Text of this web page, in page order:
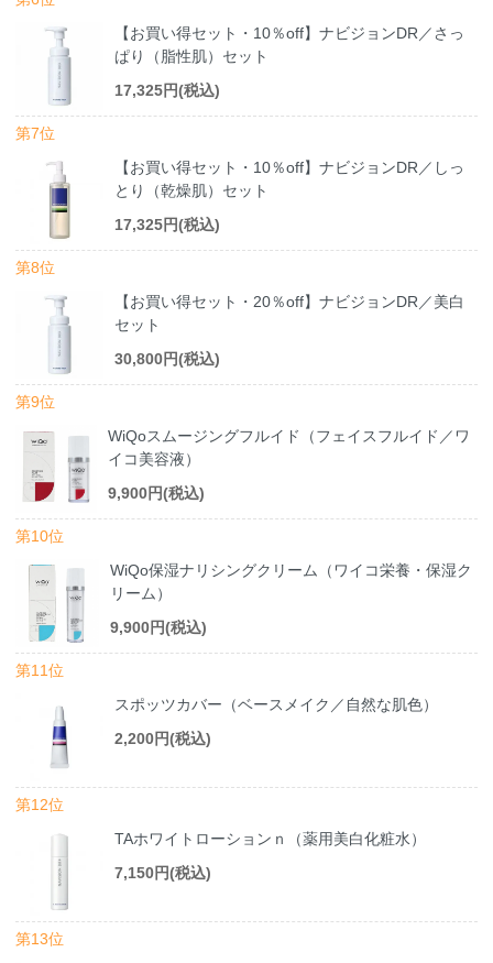
【お買い得セット・10％off】ナビジョンDR／さっ
ぱり（脂性肌）セット
17,325円(税込)
第7位
【お買い得セット・10％off】ナビジョンDR／しっ
とり（乾燥肌）セット
17,325円(税込)
第8位
【お買い得セット・20％off】ナビジョンDR／美白
セット
30,800円(税込)
第9位
WiQoスムージングフルイド（フェイスフルイド／ワ
イコ美容液）
9,900円(税込)
第10位
WiQo保湿ナリシングクリーム（ワイコ栄養・保湿ク
リーム）
9,900円(税込)
第11位
スポッツカバー（ベースメイク／自然な肌色）
2,200円(税込)
第12位
TAホワイトローションｎ（薬用美白化粧水）
7,150円(税込)
第13位